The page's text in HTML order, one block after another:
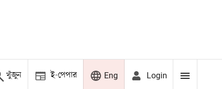
খুঁজুন ই-পেপার Eng Login